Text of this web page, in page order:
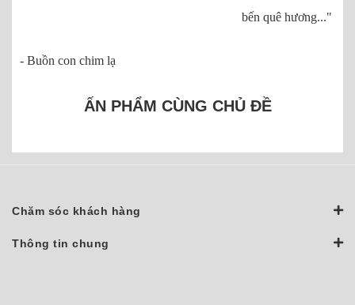
bến quê hương..."
- Buồn con chim lạ
ẤN PHẨM CÙNG CHỦ ĐỀ
Chăm sóc khách hàng
Thông tin chung